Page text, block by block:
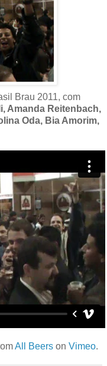
Brau 2011, com
Amanda Reitenbach,
Oda, Bia Amorim,
All Beers on Vimeo.